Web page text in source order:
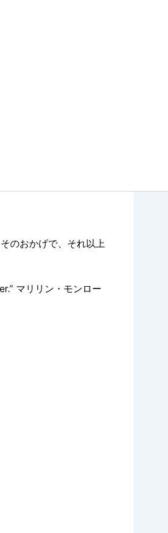
のおかげで、それ以上
マリリン・モンロー